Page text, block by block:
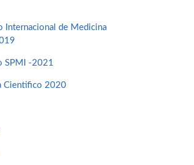
Internacional de Medicina
SPMI -2021
Cientifico 2020